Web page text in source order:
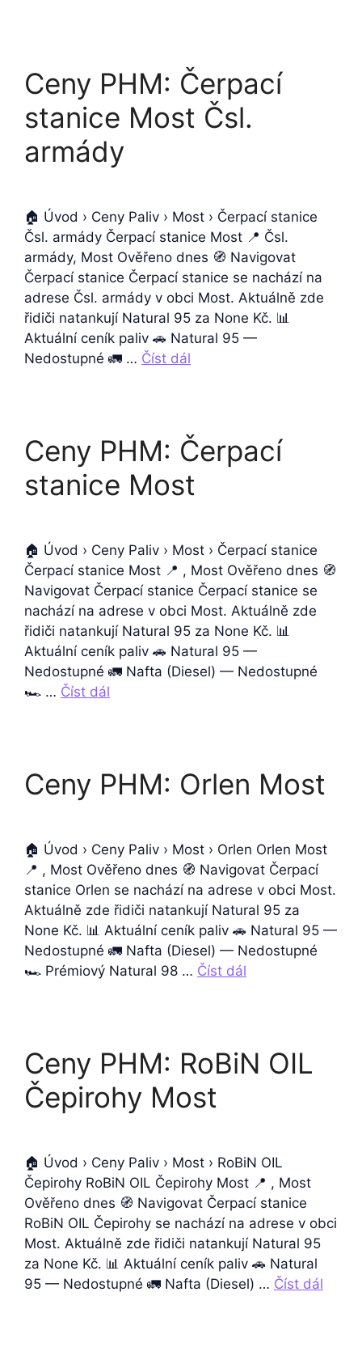
Ceny PHM: Čerpací
stanice Most Čsl.
armády
🏠 Úvod › Ceny Paliv › Most › Čerpací stanice
Čsl. armády Čerpací stanice Most 📍 Čsl.
armády, Most Ověřeno dnes 🧭 Navigovat
Čerpací stanice Čerpací stanice se nachází na
adrese Čsl. armády v obci Most. Aktuálně zde
řidiči natankují Natural 95 za None Kč. 📊
Aktuální ceník paliv 🚗 Natural 95 —
Nedostupné 🚛 … Číst dál
Ceny PHM: Čerpací
stanice Most
🏠 Úvod › Ceny Paliv › Most › Čerpací stanice
Čerpací stanice Most 📍 , Most Ověřeno dnes 🧭
Navigovat Čerpací stanice Čerpací stanice se
nachází na adrese v obci Most. Aktuálně zde
řidiči natankují Natural 95 za None Kč. 📊
Aktuální ceník paliv 🚗 Natural 95 —
Nedostupné 🚛 Nafta (Diesel) — Nedostupné
🏎️ … Číst dál
Ceny PHM: Orlen Most
🏠 Úvod › Ceny Paliv › Most › Orlen Orlen Most
📍 , Most Ověřeno dnes 🧭 Navigovat Čerpací
stanice Orlen se nachází na adrese v obci Most.
Aktuálně zde řidiči natankují Natural 95 za
None Kč. 📊 Aktuální ceník paliv 🚗 Natural 95 —
Nedostupné 🚛 Nafta (Diesel) — Nedostupné
🏎️ Prémiový Natural 98 … Číst dál
Ceny PHM: RoBiN OIL
Čepirohy Most
🏠 Úvod › Ceny Paliv › Most › RoBiN OIL
Čepirohy RoBiN OIL Čepirohy Most 📍 , Most
Ověřeno dnes 🧭 Navigovat Čerpací stanice
RoBiN OIL Čepirohy se nachází na adrese v obci
Most. Aktuálně zde řidiči natankují Natural 95
za None Kč. 📊 Aktuální ceník paliv 🚗 Natural
95 — Nedostupné 🚛 Nafta (Diesel) … Číst dál